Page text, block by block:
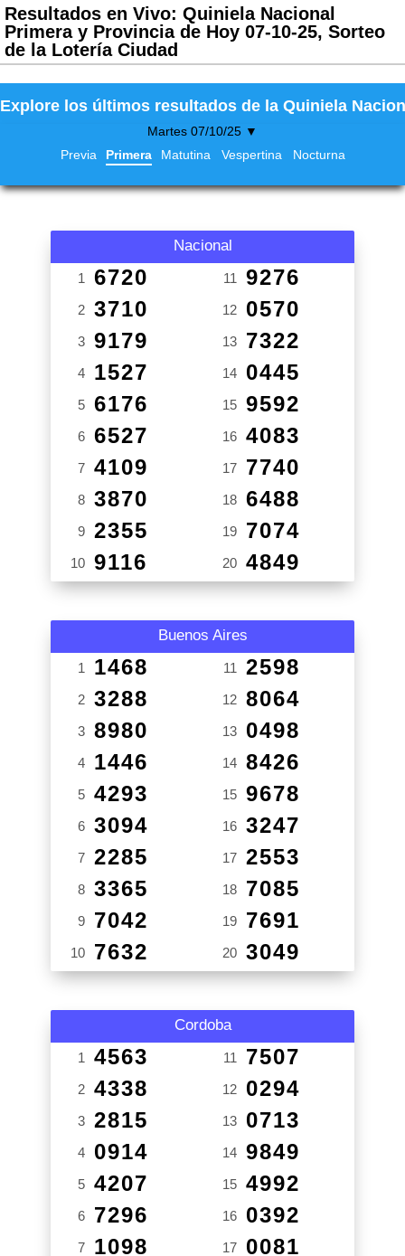
Resultados en Vivo: Quiniela Nacional
Primera y Provincia de Hoy 07-10-25, Sorteo
de la Lotería Ciudad
Explore los últimos resultados de la Quiniela
Martes 07/10/25 ▼
Previa
Primera Matutina Vespertina Nocturna
Nacional
1 6720
2 3710
3 9179
4 1527
5 6176
6 6527
7 4109
8 3870
9 2355
10 9116
11 9276
12 0570
13 7322
14 0445
15 9592
16 4083
17 7740
18 6488
19 7074
20 4849
Buenos Aires
1 1468
2 3288
3 8980
4 1446
5 4293
6 3094
7 2285
8 3365
9 7042
10 7632
11 2598
12 8064
13 0498
14 8426
15 9678
16 3247
17 2553
18 7085
19 7691
20 3049
Cordoba
1 4563
2 4338
3 2815
4 0914
5 4207
6 7296
7 1098
11 7507
12 0294
13 0713
14 9849
15 4992
16 0392
17 0081